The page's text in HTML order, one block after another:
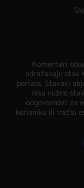
Komentari
odražavaju stav
portala. Stavovi
nisu nužno
odgovornost za
korisniku ili trećoj